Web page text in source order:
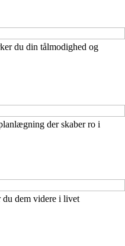
du din tålmodighed og
der skaber ro i
du dem videre i livet